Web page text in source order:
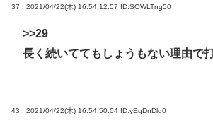
37 : 2021/04/22(木) 16:54:12.57 ID:SOWLTng50
>>29
長く続いててもしょうもない理由で
43 : 2021/04/22(木) 16:54:50.04 ID:yEqDnDlg0